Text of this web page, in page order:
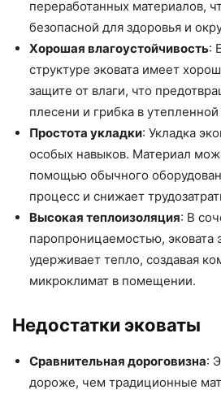
переработанных материалов,
безопасной для здоровья и
Хорошая влагоустойчивость:
структуре эковата имеет
защите от влаги, что
плесени и грибка в
Простота укладки: Укладка
особых навыков. Материал
помощью обычного
процесс и снижает
Высокая теплоизоляция: В
паропроницаемостью, эковата
удерживает тепло, создавая
микроклимат в помещении.
Недостатки эковаты
Сравнительная дороговизна:
дороже, чем традиционные